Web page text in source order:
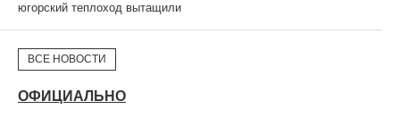
югорский теплоход вытащили
ВСЕ НОВОСТИ
ОФИЦИАЛЬНО